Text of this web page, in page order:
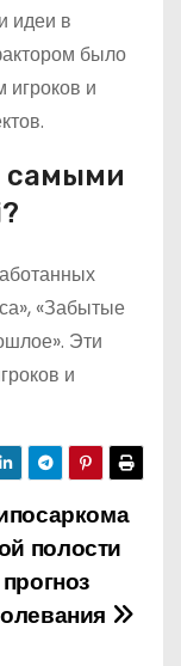
идеи в
было
игроков и
самыми
«Забытые
Эти
и
полости